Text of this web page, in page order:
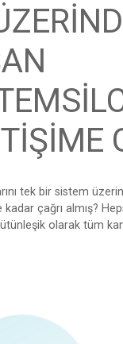
tek bir sistem
çağrı almış?
olarak tüm